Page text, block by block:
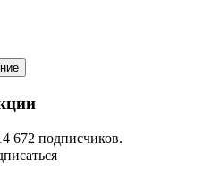
672 подписчиков.